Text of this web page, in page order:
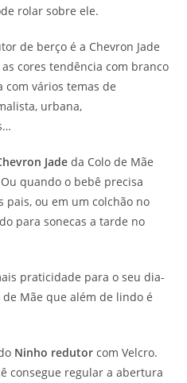
rolar sobre ele.
de berço é a Chevron Jade
cores tendência com branco
com vários temas de
urbana,
Jadeda Colo de Mãe
quando o bebê precisa
pais, ou em um colchão no
para sonecas a tarde no
praticidade para o seu dia-
Mãe que além de lindo é
Ninho redutor com Velcro.
consegue regular a abertura